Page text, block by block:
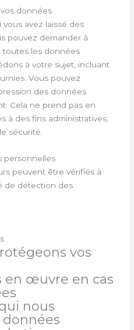
données
avez laissé des
pouvez demander à
les données
à votre sujet, incluant
Vous pouvez
des données
Cela ne prend pas en
à des fins administratives,
sécurité.
personnelles
peuvent être vérifiés à
de détection des
vos
en œuvre en cas
nous